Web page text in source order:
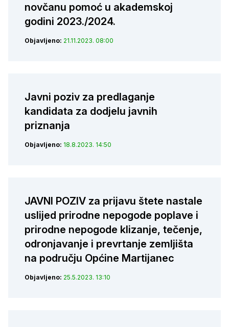
novčanu pomoć u akademskoj
godini 2023./2024.
Objavljeno: 21.11.2023. 08:00
Javni poziv za predlaganje
kandidata za dodjelu javnih
priznanja
Objavljeno: 18.8.2023. 14:50
JAVNI POZIV za prijavu štete nastale
uslijed prirodne nepogode poplave i
prirodne nepogode klizanje, tečenje,
odronjavanje i prevrtanje zemljišta
na području Općine Martijanec
Objavljeno: 25.5.2023. 13:10